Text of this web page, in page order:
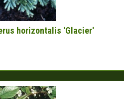
horizontalis 'Glacier'